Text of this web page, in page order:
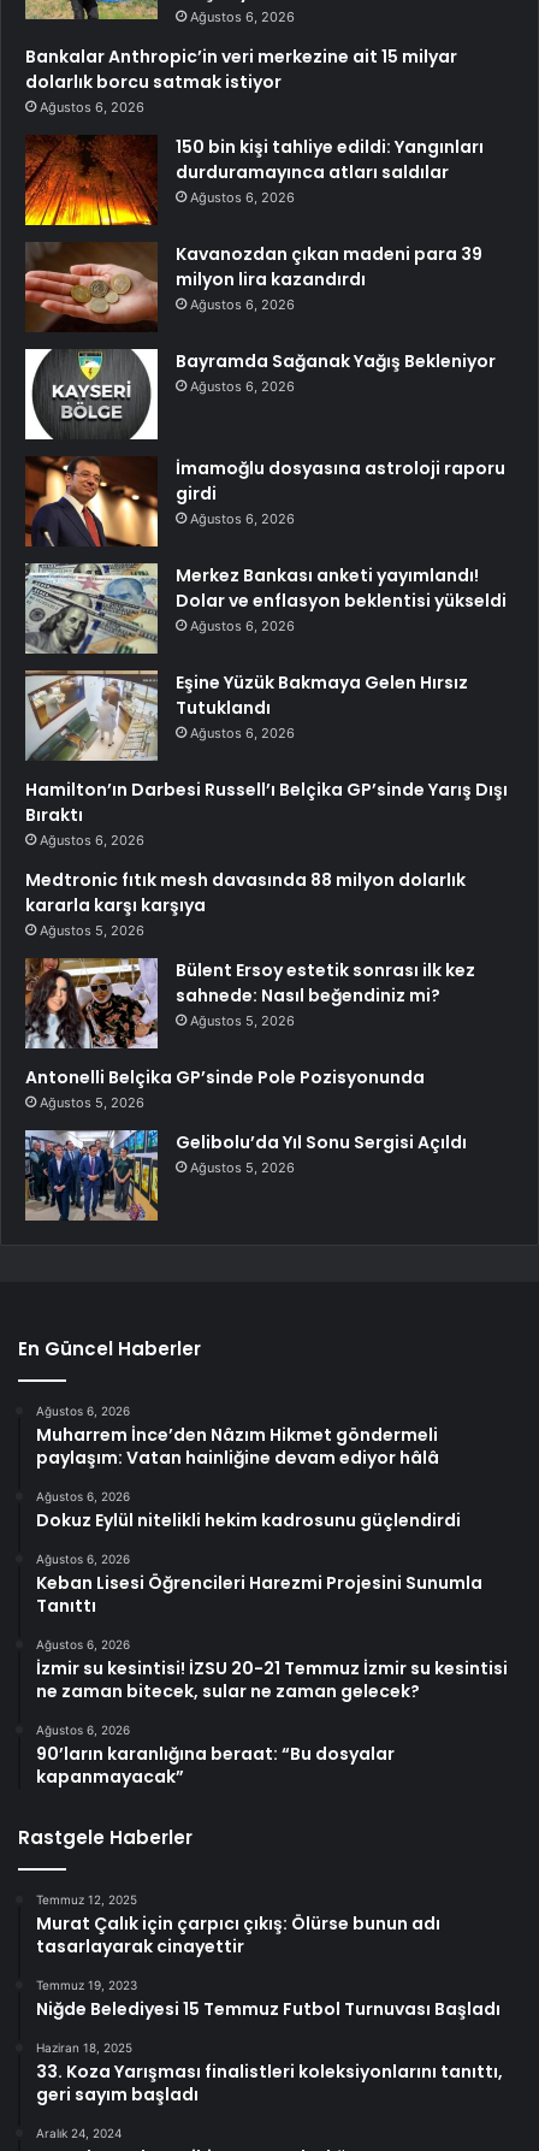
Ağustos 6, 2026
Bankalar Anthropic’in veri merkezine ait 15 milyar
dolarlık borcu satmak istiyor
Ağustos 6, 2026
150 bin kişi tahliye edildi: Yangınları
durduramayınca atları saldılar
Ağustos 6, 2026
Kavanozdan çıkan madeni para 39
milyon lira kazandırdı
Ağustos 6, 2026
Bayramda Sağanak Yağış Bekleniyor
Ağustos 6, 2026
İmamoğlu dosyasına astroloji raporu
girdi
Ağustos 6, 2026
Merkez Bankası anketi yayımlandı!
Dolar ve enflasyon beklentisi yükseldi
Ağustos 6, 2026
Eşine Yüzük Bakmaya Gelen Hırsız
Tutuklandı
Ağustos 6, 2026
Hamilton’ın Darbesi Russell’ı Belçika GP’sinde Yarış Dışı
Bıraktı
Ağustos 6, 2026
Medtronic fıtık mesh davasında 88 milyon dolarlık
kararla karşı karşıya
Ağustos 5, 2026
Bülent Ersoy estetik sonrası ilk kez
sahnede: Nasıl beğendiniz mi?
Ağustos 5, 2026
Antonelli Belçika GP’sinde Pole Pozisyonunda
Ağustos 5, 2026
Gelibolu’da Yıl Sonu Sergisi Açıldı
Ağustos 5, 2026
En Güncel Haberler
Ağustos 6, 2026
Muharrem İnce’den Nâzım Hikmet göndermeli
paylaşım: Vatan hainliğine devam ediyor hâlâ
Ağustos 6, 2026
Dokuz Eylül nitelikli hekim kadrosunu güçlendirdi
Ağustos 6, 2026
Keban Lisesi Öğrencileri Harezmi Projesini Sunumla
Tanıttı
Ağustos 6, 2026
İzmir su kesintisi! İZSU 20-21 Temmuz İzmir su kesintisi
ne zaman bitecek, sular ne zaman gelecek?
Ağustos 6, 2026
90’ların karanlığına beraat: “Bu dosyalar
kapanmayacak”
Rastgele Haberler
Temmuz 12, 2025
Murat Çalık için çarpıcı çıkış: Ölürse bunun adı
tasarlayarak cinayettir
Temmuz 19, 2023
Niğde Belediyesi 15 Temmuz Futbol Turnuvası Başladı
Haziran 18, 2025
33. Koza Yarışması finalistleri koleksiyonlarını tanıttı,
geri sayım başladı
Aralık 24, 2024